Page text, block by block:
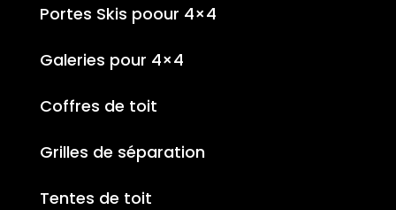
Portes Skis poour 4×4
Galeries pour 4×4
Coffres de toit
Grilles de séparation
Tentes de toit